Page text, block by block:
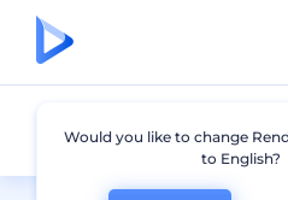
Все дизайны
Would you like to change
to English?